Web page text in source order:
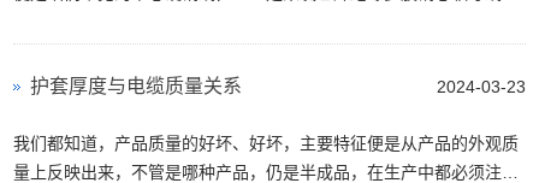
2024-03-23
护套厚度与电缆质量关系
我们都知道，产品质量的好坏、好坏，主要特征便是从产品的外观质
量上反映出来，不管是哪种产品，仍是半成品，在生产中都必须注重